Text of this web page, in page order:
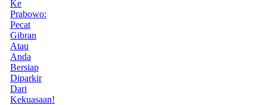
Ke
Prabowo:
Pecat
Gibran
Atau
Anda
Bersiap
Diparkir
Dari
Kekuasaan!